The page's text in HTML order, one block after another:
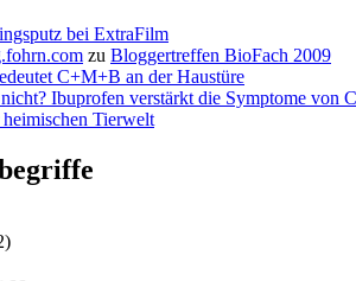
bei ExtraFilm
zu Bloggertreffen BioFach 2009
C+M+B an der Haustüre
Ibuprofen verstärkt die Symptome von
Tierwelt